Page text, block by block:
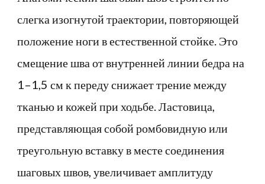
слегка изогнутой траектории, повторяющей
положение ноги в естественной стойке. Это
смещение шва от внутренней линии бедра на
1–1,5 см к переду снижает трение между
тканью и кожей при ходьбе. Ластовица,
представляющая собой ромбовидную или
треугольную вставку в месте соединения
шаговых швов, увеличивает амплитуду